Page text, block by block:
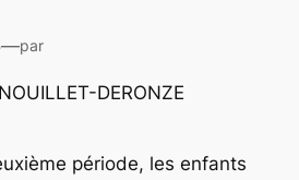
—par
DERONZE
période, les enfants